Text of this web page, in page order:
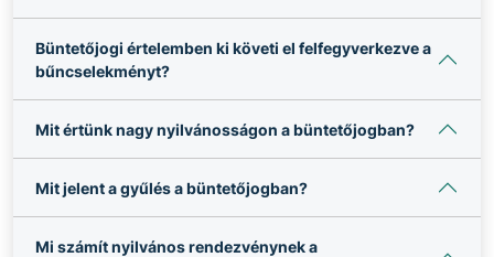
Büntetőjogi értelemben ki követi el felfegyverkezve a
bűncselekményt?
Mit értünk nagy nyilvánosságon a büntetőjogban?
Mit jelent a gyűlés a büntetőjogban?
Mi számít nyilvános rendezvénynek a